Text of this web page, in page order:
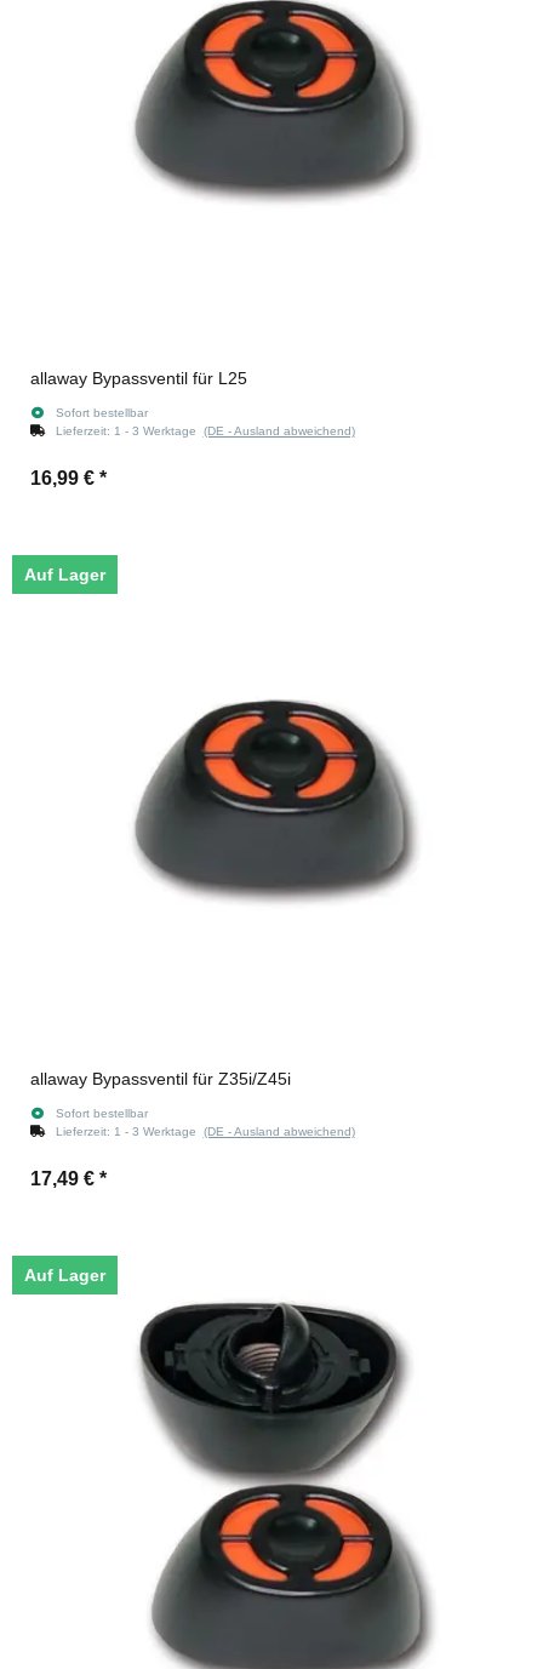
allaway Bypassventil für L25
Sofort bestellbar
Lieferzeit: 1 - 3 Werktage (DE - Ausland abweichend)
16,99 € *
Auf Lager
allaway Bypassventil für Z35i/Z45i
Sofort bestellbar
Lieferzeit: 1 - 3 Werktage (DE - Ausland abweichend)
17,49 € *
Auf Lager